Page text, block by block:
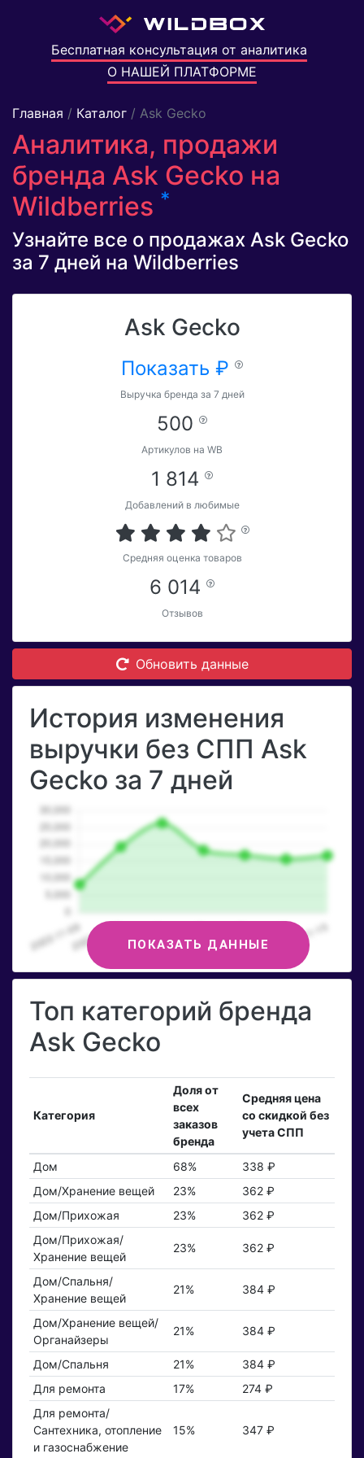
Бесплатная консультация от аналитика
О НАШЕЙ ПЛАТФОРМЕ
Главная / Каталог / Ask Gecko
Аналитика, продажи
бренда Ask Gecko на
Wildberries *
Узнайте все о продажах Ask Gecko
за 7 дней на Wildberries
Ask Gecko
Показать ₽
Выручка бренда за 7 дней
500
Артикулов на WB
1 814
Добавлений в любимые
Средняя оценка товаров
6 014
Отзывов
Обновить данные
История изменения
выручки без СПП Ask
Gecko за 7 дней
ПОКАЗАТЬ ДАННЫЕ
Топ категорий бренда
Ask Gecko
Категория
Доля от
всех
заказов
бренда
Средняя цена
со скидкой без
учета СПП
Дом 68%
338 ₽
Дом/Хранение вещей
23%
362 ₽
Дом/Прихожая
23%
362 ₽
Дом/Прихожая/
Хранение вещей
23% 362 ₽
Дом/Спальня/
Хранение вещей
21% 384 ₽
Дом/Хранение вещей/
Органайзеры
21% 384 ₽
Дом/Спальня 21%
384 ₽
Для ремонта
17%
274 ₽
Для ремонта/
Сантехника, отопление
и газоснабжение
15% 347 ₽